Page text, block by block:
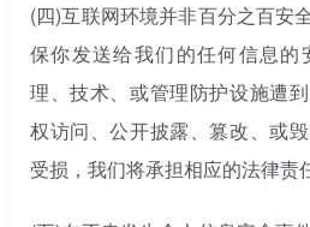
(四)互联网环境并非百分之百安
保你发送给我们的任何信息的
理、技术、或管理防护设施遭
权访问、公开披露、篡改、或
受损，我们将承担相应的法律责